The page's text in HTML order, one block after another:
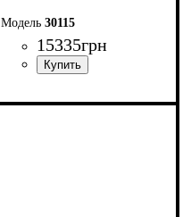
30115
15335грн
Ширина: 176 см